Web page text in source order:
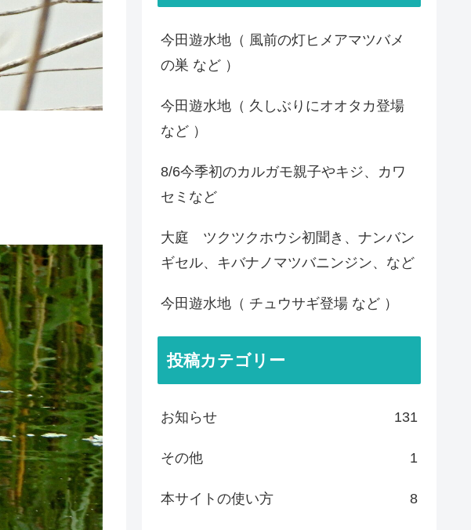
今田遊水地（ 風前の灯ヒメアマツバメ
の巣 など ）
今田遊水地（ 久しぶりにオオタカ登場
など ）
8/6今季初のカルガモ親子やキジ、カワ
セミなど
大庭 ツクツクホウシ初聞き、ナンバン
ギセル、キバナノマツバニンジン、など
今田遊水地（ チュウサギ登場 など ）
投稿カテゴリー
お知らせ 131
その他 1
本サイトの使い方 8